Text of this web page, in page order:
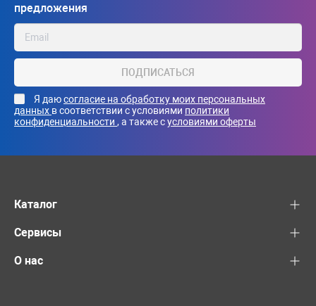
предложения
ПОДПИСАТЬСЯ
Я даюсогласие на обработку моих персональных
данных в соответствии с условиями политики
конфиденциальности , а также сусловиями оферты
Каталог
Сервисы
О нас